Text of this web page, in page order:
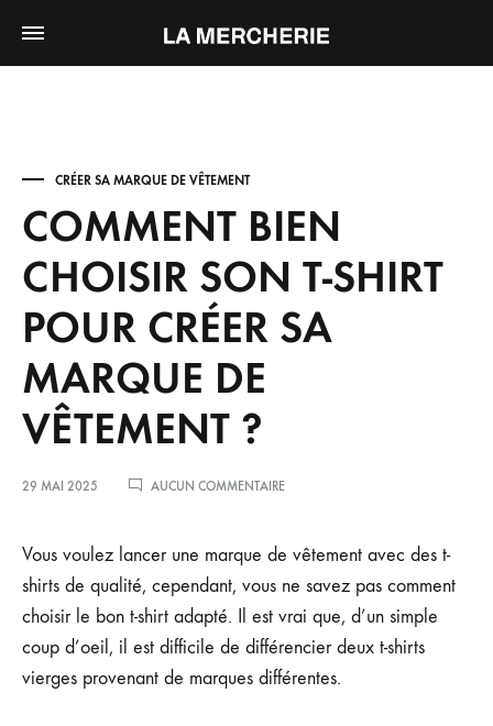
CRÉER SA MARQUE DE VÊTEMENT
COMMENT BIEN
CHOISIR SON T-SHIRT
POUR CRÉER SA
MARQUE DE
VÊTEMENT ?
29 MAI 2025 AUCUN COMMENTAIRESUR
CHOISIR
SON
T-
POUR
CRÉER
MARQUE
Vous voulez lancer une marque de vêtement avec des t-
shirts de qualité, cependant, vous ne savez pas comment
choisir le bon t-shirt adapté. Il est vrai que, d’un simple
coup d’oeil, il est difficile de différencier deux t-shirts
vierges provenant de marques différentes.